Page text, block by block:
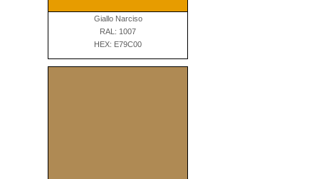
Giallo Narciso
RAL: 1007
HEX: E79C00